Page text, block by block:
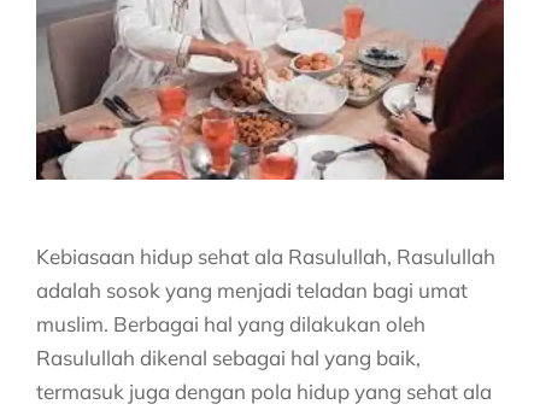
Kebiasaan hidup sehat ala Rasulullah, Rasulullah
adalah sosok yang menjadi teladan bagi umat
muslim. Berbagai hal yang dilakukan oleh
Rasulullah dikenal sebagai hal yang baik,
termasuk juga dengan pola hidup yang sehat ala